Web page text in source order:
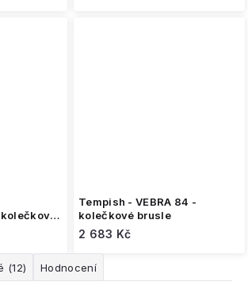
Tempish - VEBRA 84 -
kolečkové brusle
2 683 Kč
(12) Hodnocení